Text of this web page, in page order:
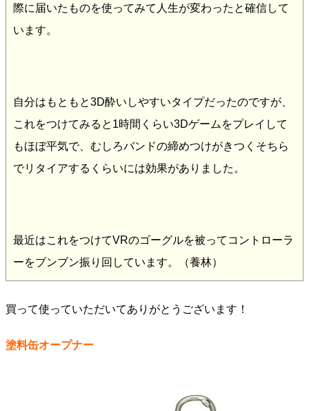
際に届いたものを使ってみて人生が変わったと確信して
います。
自分はもともと3D酔いしやすいタイプだったのですが、
これをつけてみると1時間くらい3Dゲームをプレイして
もほぼ平気で、むしろバンドの締めつけがきつくそちら
でリタイアするくらいには効果がありました。
最近はこれをつけてVRのゴーグルを被ってコントローラ
ーをブンブン振り回しています。（養林）
買って使っていただいてありがとうございます！
塗料缶オープナー